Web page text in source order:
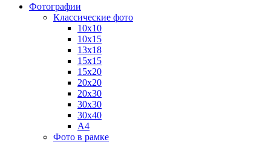
Фотографии
Классические фото
10х10
10х15
13х18
15х15
15х20
20х20
20х30
30х30
30х40
А4
Фото в рамке